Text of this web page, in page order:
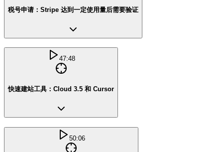
税号申请：Stripe 达到一定使用量后需要验证
47:48
快速建站工具：Cloud 3.5 和 Cursor
50:06